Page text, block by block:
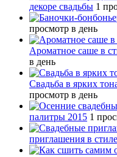
декоре свадьбы 1
просмотр в день
Ароматное саше в
в день
Свадьба в ярких
просмотр в день
палитры 2015 1
приглашения в